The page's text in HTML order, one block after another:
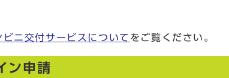
ビニ交付サービスについて をご覧ください。
ン申請